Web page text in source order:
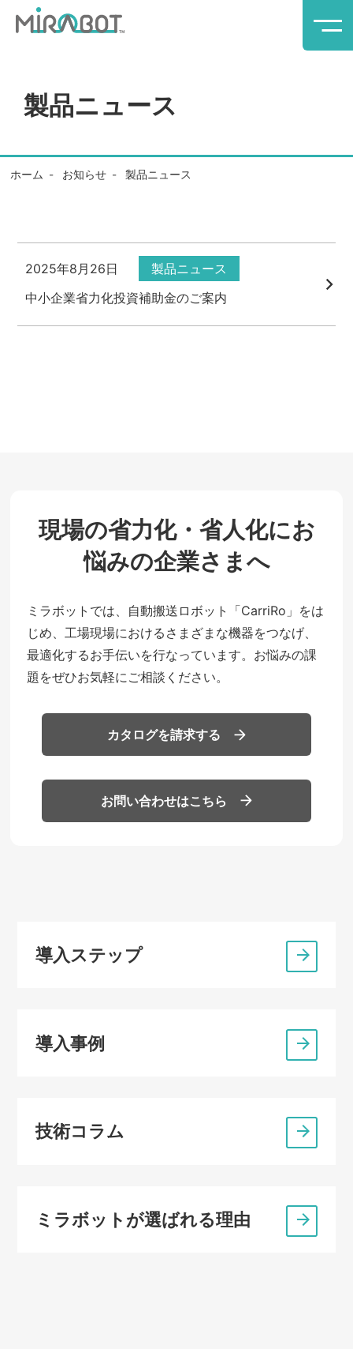
製品ニュース
ホーム お知らせ 製品ニュース
2025年8月26日
製品ニュース
中小企業省力化投資補助金のご案内
現場の省力化・省人化にお
悩みの企業さまへ
ミラボットでは、自動搬送ロボット「CarriRo」をは
じめ、工場現場におけるさまざまな機器をつなげ、
最適化するお手伝いを行なっています。お悩みの課
題をぜひお気軽にご相談ください。
カタログを請求する
お問い合わせはこちら
導入ステップ
導入事例
技術コラム
ミラボットが選ばれる理由